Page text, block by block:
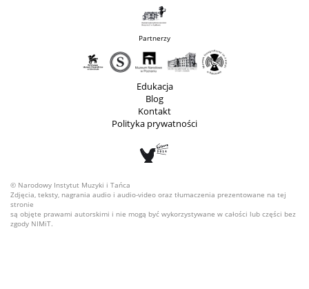
Partnerzy
Edukacja
Blog
Kontakt
Polityka prywatności
© Narodowy Instytut Muzyki i Tańca
Zdjęcia, teksty, nagrania audio i audio-video oraz tłumaczenia prezentowane na tej
stronie
są objęte prawami autorskimi i nie mogą być wykorzystywane w całości lub części bez
zgody NIMiT.